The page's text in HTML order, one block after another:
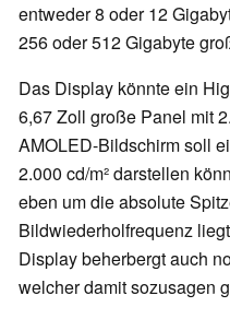
entweder 8 oder 12
256 oder 512 Gigabyte
Das Display könnte ein
6,67 Zoll große Panel mit
AMOLED-Bildschirm soll
2.000 cd/m² darstellen
eben um die absolute
Bildwiederholfrequenz
Display beherbergt auch
welcher damit sozusagen